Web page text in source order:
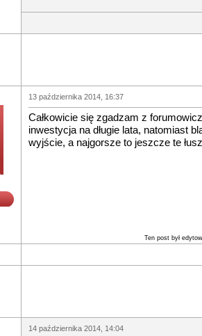
13 października 2014, 16:37
Całkowicie się zgadzam z
inwestycja na długie lata, natomiast
wyjście, a najgorsze to jeszcze te
Ten post był
14 października 2014, 14:04